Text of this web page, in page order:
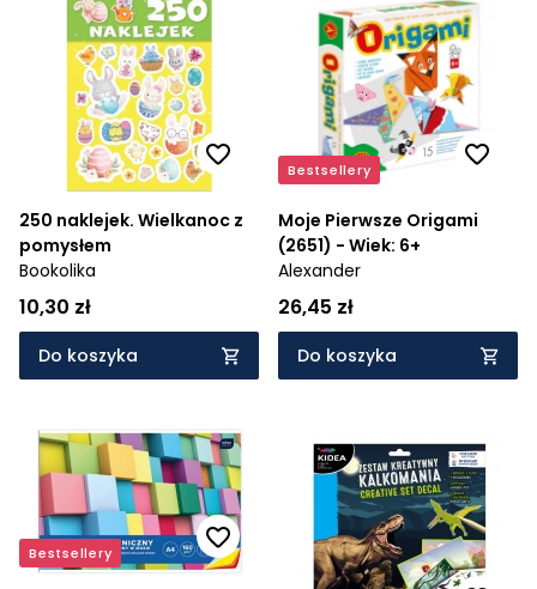
250 naklejek. Wielkanoc z
pomysłem
Bookolika
10,30 zł
Do koszyka
Bestsellery
Moje Pierwsze Origami
(2651) - Wiek: 6+
Alexander
26,45 zł
Do koszyka
Bestsellery